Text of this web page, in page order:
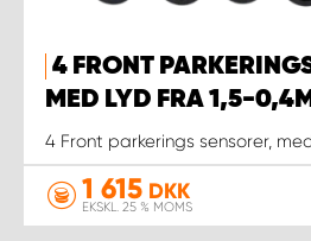
4 FRONT
MED LYD FRA 1,5-
4 Front parkerings sensorer,
1 615 DKK
EKSKL. 25 % MOMS